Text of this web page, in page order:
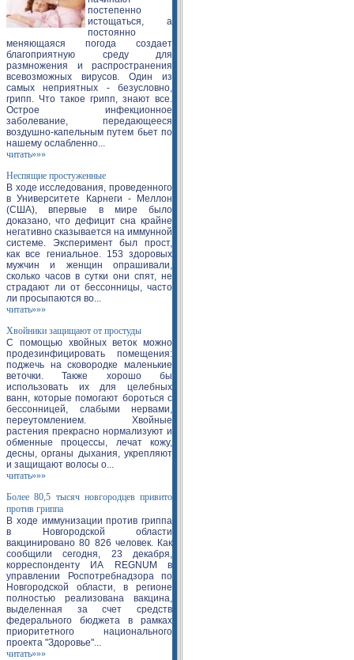
постепенно
истощаться, а
постоянно
меняющаяся погода создает
благоприятную среду для
размножения и распространения
всевозможных вирусов. Один из
самых неприятных - безусловно,
грипп. Что такое грипп, знают все.
Острое инфекционное
заболевание, передающееся
воздушно-капельным путем бьет по
нашему ослабленно...
читать»»»
Неспящие простуженные
В ходе исследования, проведенного
в Университете Карнеги - Меллон
(США), впервые в мире было
доказано, что дефицит сна крайне
негативно сказывается на иммунной
системе. Эксперимент был прост,
как все гениальное. 153 здоровых
мужчин и женщин опрашивали,
сколько часов в сутки они спят, не
страдают ли от бессонницы, часто
ли просыпаются во...
читать»»»
Хвойники защищают от простуды
С помощью хвойных веток можно
продезинфицировать помещения:
поджечь на сковородке маленькие
веточки. Также хорошо бы
использовать их для целебных
ванн, которые помогают бороться с
бессонницей, слабыми нервами,
переутомлением. Хвойные
растения прекрасно нормализуют и
обменные процессы, лечат кожу,
десны, органы дыхания, укрепляют
и защищают волосы о...
читать»»»
Более 80,5 тысяч новгородцев привито
против гриппа
В ходе иммунизации против гриппа
в Новгородской области
вакцинировано 80 826 человек. Как
сообщили сегодня, 23 декабря,
корреспонденту ИА REGNUM в
управлении Роспотребнадзора по
Новгородской области, в регионе
полностью реализована вакцина,
выделенная за счет средств
федерального бюджета в рамках
приоритетного национального
проекта "Здоровье"...
читать»»»